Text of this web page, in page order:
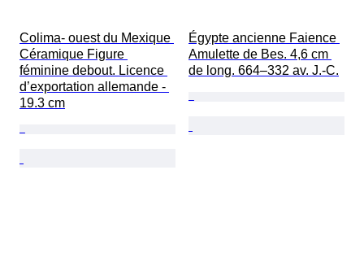
Colima- ouest du Mexique
Céramique Figure
féminine debout. Licence
d’exportation allemande -
19.3 cm
Égypte ancienne Faience
Amulette de Bes. 4,6 cm
de long. 664–332 av. J.-C.